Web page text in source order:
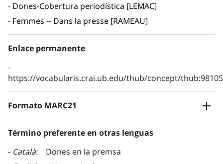
Dones-Cobertura periodística [LEMAC]
Femmes -- Dans la presse [RAMEAU]
Enlace permanente
https://vocabularis.crai.ub.edu/thub/concept/
Formato MARC21
Término preferente en otras lenguas
Català
Dones en la premsa